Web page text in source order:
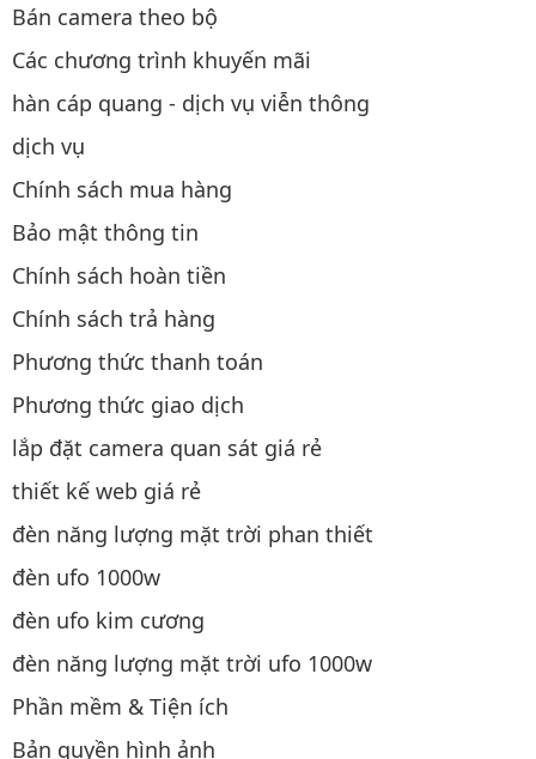
Bán camera theo bộ
Các chương trình khuyến mãi
hàn cáp quang - dịch vụ viễn thông
dịch vụ
Chính sách mua hàng
Bảo mật thông tin
Chính sách hoàn tiền
Chính sách trả hàng
Phương thức thanh toán
Phương thức giao dịch
lắp đặt camera quan sát giá rẻ
thiết kế web giá rẻ
đèn năng lượng mặt trời phan thiết
đèn ufo 1000w
đèn ufo kim cương
đèn năng lượng mặt trời ufo 1000w
Phần mềm & Tiện ích
Bản quyền hình ảnh